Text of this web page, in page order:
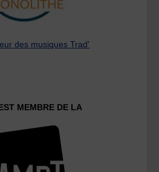
des musiques Trad'
MEMBRE DE LA